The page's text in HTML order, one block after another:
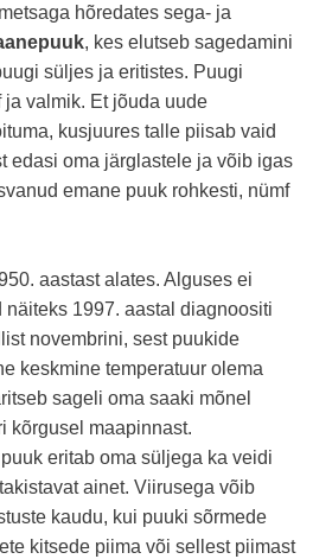
hõredates sega- ja
, kes elutseb sagedamini
süljes ja eritistes. Puugi
valmik. Et jõuda uude
kusjuures talle piisab vaid
edasi oma järglastele ja võib igas
emane puuk rohkesti, nümf
aastast alates. Alguses ei
1997. aastal diagnoositi
novembrini, sest puukide
keskmine temperatuur olema
sageli oma saaki mõnel
kõrgusel maapinnast.
eritab oma süljega ka veidi
ainet. Viirusega võib
kaudu, kui puuki sõrmede
kitsede piima või sellest piimast